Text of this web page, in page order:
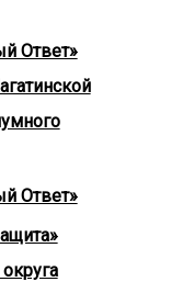
Ответ»
Ответ»